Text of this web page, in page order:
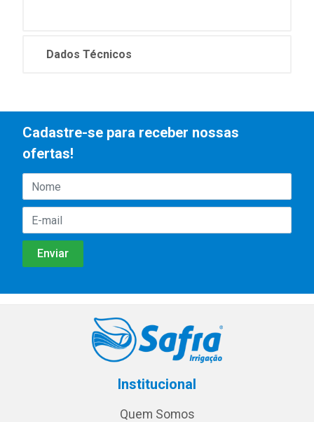
Dados Técnicos
Cadastre-se para receber nossas
ofertas!
Institucional
Quem Somos